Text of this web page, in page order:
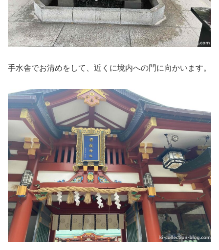
手水舎でお清めをして、近くに境内への門に向かいます。